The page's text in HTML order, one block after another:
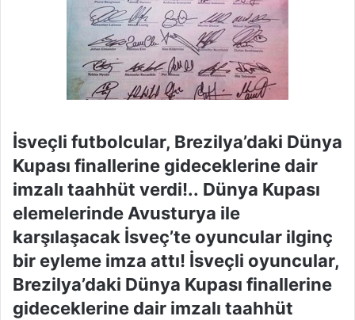
İsveçli futbolcular, Brezilya’daki Dünya
Kupası finallerine gideceklerine dair
imzalı taahhüt verdi!.. Dünya Kupası
elemelerinde Avusturya ile
karşılaşacak İsveç’te oyuncular ilginç
bir eyleme imza attı! İsveçli oyuncular,
Brezilya’daki Dünya Kupası finallerine
gideceklerine dair imzalı taahhüt